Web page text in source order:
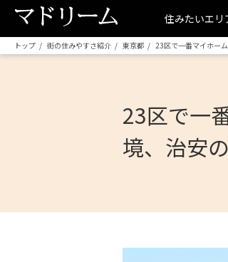
住みたいエリ
トップ 街の住みやすさ紹介 東京都 23区で一番マイホー
23区で一
境、治安